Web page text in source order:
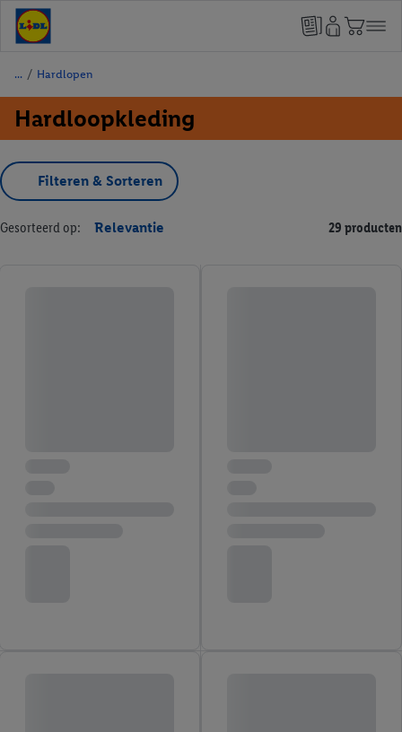
/ Hardlopen
Hardloopkleding
Filteren & Sorteren
Gesorteerd op: Relevantie 29 producten